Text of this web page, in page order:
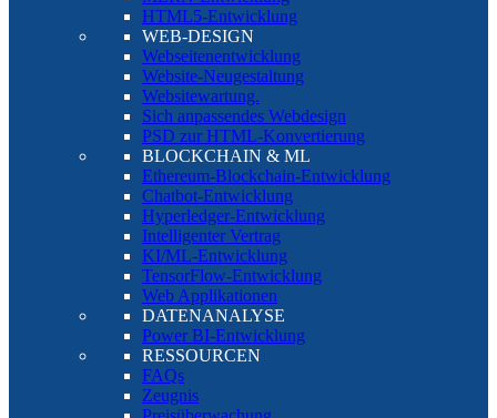
HTML5-Entwicklung
WEB-DESIGN
Webseitenentwicklung
Website-Neugestaltung
Websitewartung.
Sich anpassendes Webdesign
PSD zur HTML-Konvertierung
BLOCKCHAIN & ML
Ethereum-Blockchain-Entwicklung
Chatbot-Entwicklung
Hyperledger-Entwicklung
Intelligenter Vertrag
KI/ML-Entwicklung
TensorFlow-Entwicklung
Web Applikationen
DATENANALYSE
Power BI-Entwicklung
RESSOURCEN
FAQs
Zeugnis